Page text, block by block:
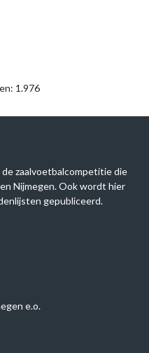
1.976
zaalvoetbalcompetitie die
Nijmegen. Ook wordt hier
gepubliceerd.
e.o.